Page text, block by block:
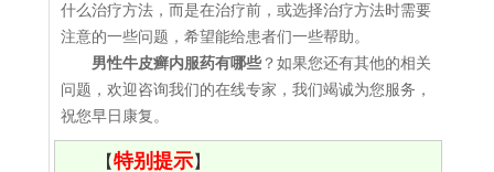
什么治疗方法，而是在治疗前，或选择治疗方法时需要
注意的一些问题，希望能给患者们一些帮助。
男性牛皮癣内服药有哪些 ？如果您还有其他的相关
问题，欢迎咨询我们的在线专家，我们竭诚为您服务，
祝您早日康复。
【特别提示】